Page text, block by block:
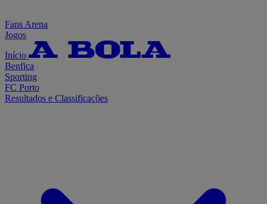
Fans Arena
Jogos
Início
Benfica
Sporting
FC Porto
Resultados e Classificações